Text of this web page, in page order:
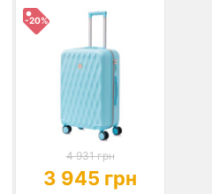
-20%
4 931 грн
3 945 грн